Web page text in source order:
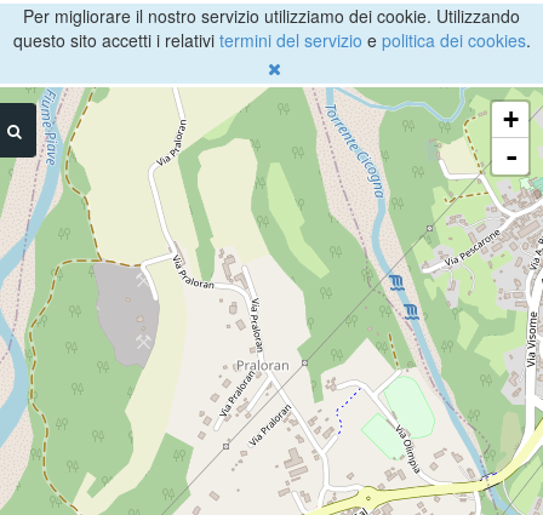
Per migliorare il nostro servizio utilizziamo dei cookie. Utilizzando
questo sito accetti i relativi termini del servizio e politica dei cookies.
+
-